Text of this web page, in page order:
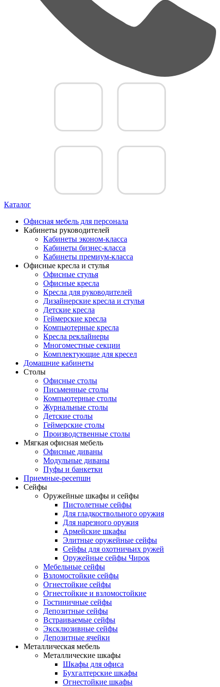
Каталог
Офисная мебель для персонала
Кабинеты руководителей
Кабинеты эконом-класса
Кабинеты бизнес-класса
Кабинеты премиум-класса
Офисные кресла и стулья
Офисные стулья
Офисные кресла
Кресла для руководителей
Дизайнерские кресла и стулья
Детские кресла
Геймерские кресла
Компьютерные кресла
Кресла реклайнеры
Многоместные секции
Комплектующие для кресел
Домашние кабинеты
Столы
Офисные столы
Письменные столы
Компьютерные столы
Журнальные столы
Детские столы
Геймерские столы
Производственные столы
Мягкая офисная мебель
Офисные диваны
Модульные диваны
Пуфы и банкетки
Приемные-ресепшн
Сейфы
Оружейные шкафы и сейфы
Пистолетные сейфы
Для гладкоствольного оружия
Для нарезного оружия
Армейские шкафы
Элитные оружейные сейфы
Сейфы для охотничьих ружей
Оружейные сейфы Чирок
Мебельные сейфы
Взломостойкие сейфы
Огнестойкие сейфы
Огнестойкие и взломостойкие
Гостиничные сейфы
Депозитные сейфы
Встраиваемые сейфы
Эксклюзивные сейфы
Депозитные ячейки
Металлическая мебель
Металлические шкафы
Шкафы для офиса
Бухгалтерские шкафы
Огнестойкие шкафы